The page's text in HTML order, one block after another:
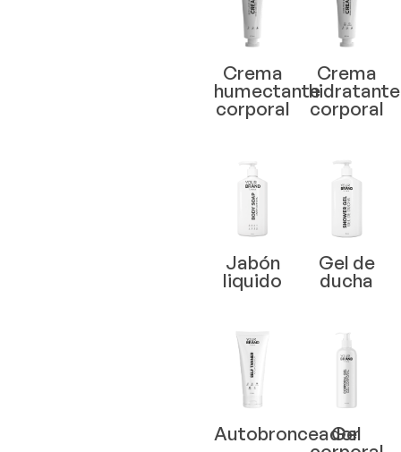
Crema
humectante
corporal
Crema
hidratante
corporal
Jabón
liquido
Gel de
ducha
Autobronceador
Gel